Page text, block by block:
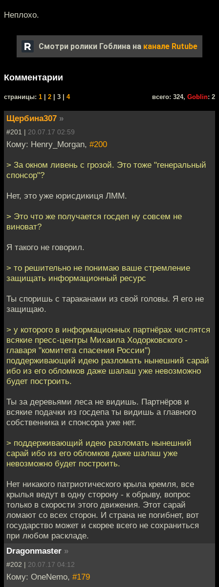
Неплохо.
Смотри ролики Гоблина на канале Rutube
Комментарии
cтраницы: 1 2 | 3 | 4 всего: 324, Goblin: 2
Щербина307 »
#201 | 20.07.17 02:59
Кому: Henry_Morgan, #200
> За окном ливень с грозой. Это тоже "генеральный
спонсор"?
Нет, это уже юрисдикиця ЛММ.
> Это что же получается госдеп ну совсем не
виноват?
Я такого не говорил.
> то решительно не понимаю ваше стремление
защищать информационный ресурс
Ты споришь с тараканами из свой головы. Я его не
защищаю.
> у которого в информационных партнёрах числятся
всякие пресс-центры Михаила Ходорковского -
главаря "комитета спасения России")
поддерживающий идею разломать нынешний сарай
ибо из его обломков даже шалаш уже невозможно
будет построить.
Ты за деревьями леса не видишь. Партнёров и
всякие подачки из госдепа ты видишь а главного
собственника и спонсора уже нет.
> поддерживающий идею разломать нынешний
сарай ибо из его обломков даже шалаш уже
невозможно будет построить.
Нет никакого патриотического крыла кремля, все
крылья ведут в одну сторону - к обрыву, вопрос
только в скорости этого движения. Этот сарай
ломают со всех сторон. И страна не погибнет, вот
государство может и скорее всего не сохраниться
при любом раскладе.
Dragonmaster »
#202 | 20.07.17 04:12
Кому: OneNemo, #179